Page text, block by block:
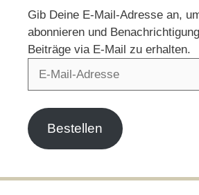
Gib Deine E-Mail-Adresse an,
abonnieren und
Beiträge via E-Mail zu erhalten.
Bestellen